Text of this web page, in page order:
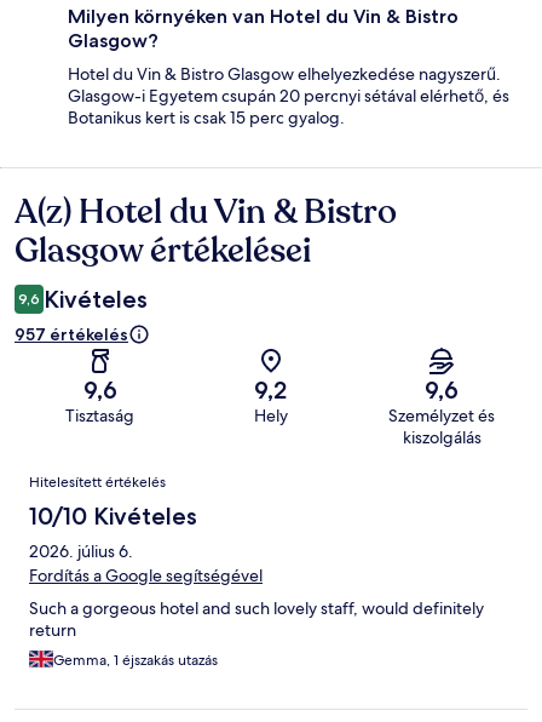
Milyen környéken van Hotel du Vin & Bistro
Glasgow?
Hotel du Vin & Bistro Glasgow elhelyezkedése nagyszerű.
Glasgow-i Egyetem csupán 20 percnyi sétával elérhető, és
Botanikus kert is csak 15 perc gyalog.
Értékelések
A(z) Hotel du Vin & Bistro
Glasgow értékelései
9,6 Kivételes
957 értékelés
9,6
Tisztaság
9,2
Hely
9,6
Személyzet és
kiszolgálás
Értékelések
Hitelesített értékelés
10/10 Kivételes
2026. július 6.
Fordítás a Google segítségével
Such a gorgeous hotel and such lovely staff, would definitely
return
Gemma, 1 éjszakás utazás